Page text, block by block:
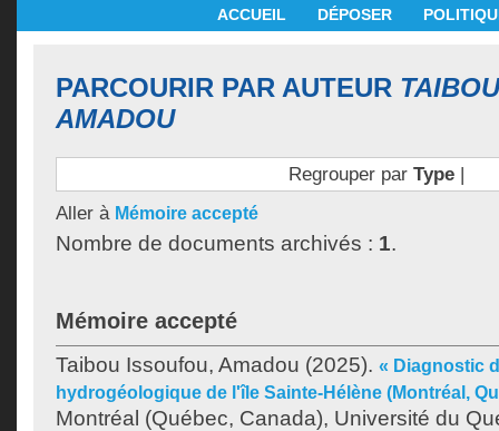
ACCUEIL DÉPOSER
PARCOURIR PAR AUTEUR
AMADOU
Regrouper par Type|
Aller à Mémoire accepté
Nombre de documents archivés : 1.
Mémoire accepté
Taibou Issoufou, Amadou (2025). « Diagnostic
hydrogéologique de l'île Sainte-Hélène (Montréal,
Montréal (Québec, Canada), Université du